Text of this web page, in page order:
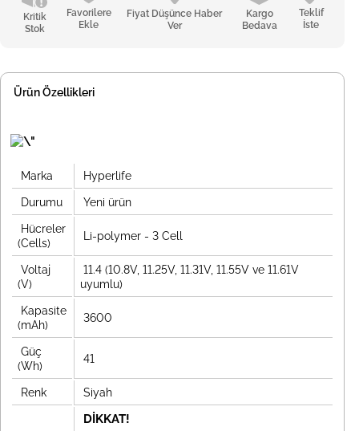
Kritik
Stok
Favorilere
Ekle
Fiyat Düşünce Haber
Ver
Kargo
Bedava
Teklif
İste
Ürün Özellikleri
Marka Hyperlife
Durumu Yeni ürün
Hücreler
(Cells)
Li-polymer - 3 Cell
Voltaj
(V)
11.4 (10.8V, 11.25V, 11.31V, 11.55V ve 11.61V
uyumlu)
Kapasite
(mAh)
3600
Güç
(Wh)
41
Renk Siyah
DİKKAT!